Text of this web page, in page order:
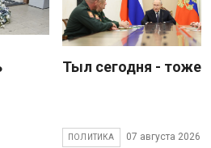
Тыл сегодня - тоже
ПОЛИТИКА 07 августа 2026